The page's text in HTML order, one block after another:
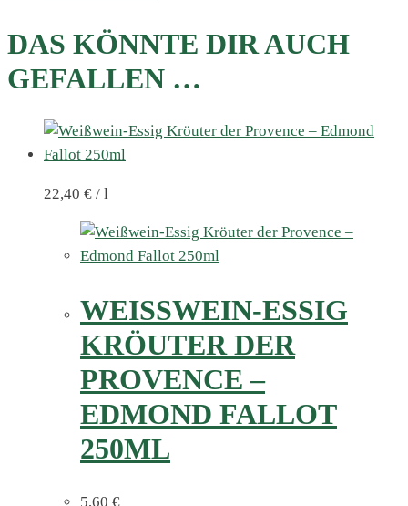
DAS KÖNNTE DIR AUCH
GEFALLEN …
22,40 € / l
WEISSWEIN-ESSIG K
RÖUTER DER P
ROVENCE – E
DMOND FALLOT 2
50ML
5,60 €